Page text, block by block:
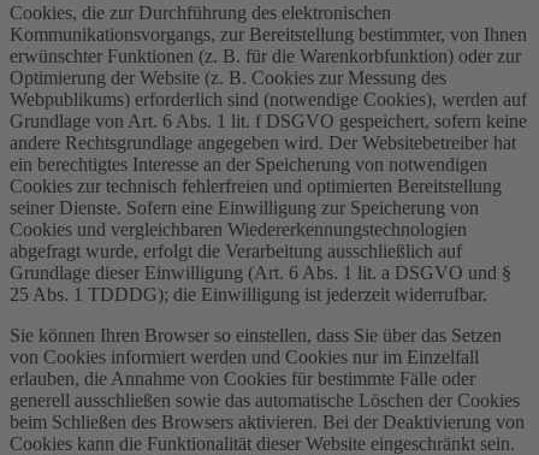
Cookies, die zur Durchführung des elektronischen
Kommunikationsvorgangs, zur Bereitstellung bestimmter, von Ihnen
erwünschter Funktionen (z. B. für die Warenkorbfunktion) oder zur
Optimierung der Website (z. B. Cookies zur Messung des
Webpublikums) erforderlich sind (notwendige Cookies), werden auf
Grundlage von Art. 6 Abs. 1 lit. f DSGVO gespeichert, sofern keine
andere Rechtsgrundlage angegeben wird. Der Websitebetreiber hat
ein berechtigtes Interesse an der Speicherung von notwendigen
Cookies zur technisch fehlerfreien und optimierten Bereitstellung
seiner Dienste. Sofern eine Einwilligung zur Speicherung von
Cookies und vergleichbaren Wiedererkennungstechnologien
abgefragt wurde, erfolgt die Verarbeitung ausschließlich auf
Grundlage dieser Einwilligung (Art. 6 Abs. 1 lit. a DSGVO und §
25 Abs. 1 TDDDG); die Einwilligung ist jederzeit widerrufbar.
Sie können Ihren Browser so einstellen, dass Sie über das Setzen
von Cookies informiert werden und Cookies nur im Einzelfall
erlauben, die Annahme von Cookies für bestimmte Fälle oder
generell ausschließen sowie das automatische Löschen der Cookies
beim Schließen des Browsers aktivieren. Bei der Deaktivierung von
Cookies kann die Funktionalität dieser Website eingeschränkt sein.